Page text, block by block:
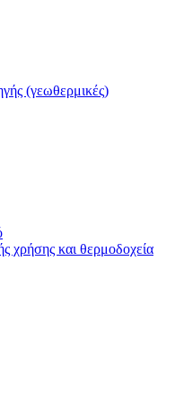
(γεωθερμικές)
χρήσης και θερμοδοχεία